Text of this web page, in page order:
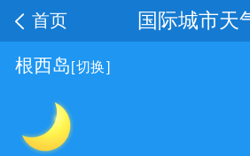
国际城市天
首页
根西岛 [切换]